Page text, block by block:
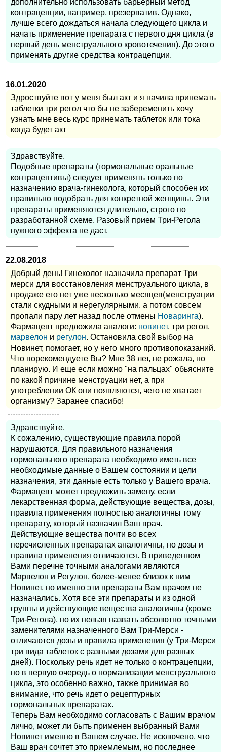
контрацепции, например, презерватив. Однако,
лучше всего дождаться начала следующего цикла и
начать применение препарата с первого дня цикла (в
первый день менструального кровотечения). До этого
применять другие средства контрацепции.
16.01.2020
Здроствуйте вот у меня был акт и я начила принемать
таблетки три регол что бы не забеременить хочу
узнать мне весь курс принемать таблеток или тока
когда будет акт
Здравствуйте.
Подобные препараты (гормональные оральные
контрацептивы) следует применять только по
назначению врача-гинеколога, который способен их
правильно подобрать для конкретной женщины. Эти
препараты применяются длительно, строго по
разработанной схеме. Разовый прием Три-Регола
нужного эффекта не даст.
22.08.2018
Добрый день! Гинеколог назначила препарат Три
мерси для восстановления менструального цикла, в
продаже его нет уже несколько месяцев(менструации
стали скудными и нерегулярными, а потом совсем
пропали пару лет назад после отмены Новаринга).
Фармацевт предложила аналоги: новинет, три регол,
марвелон и регулон. Остановила свой выбор на
Новинет, помогает, но у него много противопоказаний.
Что порекомендуете Вы? Мне 38 лет, не рожала, но
планирую. И еще если можно "на пальцах" обьясните
по какой причине менструации нет, а при
употреблении ОК они появляются, чего не хватает
организму? Заранее спасибо!
Здравствуйте.
К сожалению, существующие правила порой
нарушаются. Для правильного назначения
гормонального препарата необходимо иметь все
необходимые данные о Вашем состоянии и цели
назначения, эти данные есть только у Вашего врача.
Фармацевт может предложить замену, если
лекарственная форма, действующие вещества, дозы,
правила применения полностью аналогичны тому
препарату, который назначил Ваш врач.
Действующие вещества почти во всех
перечисленных препаратах аналогичны, но дозы и
правила применения отличаются. В приведенном
Вами перечне точными аналогами являются
Марвелон и Регулон, более-менее близок к ним
Новинет, но именно эти препараты Вам врачом не
назначались. Хотя все эти препараты и из одной
группы и действующие вещества аналогичны (кроме
Три-Регола), но их нельзя назвать абсолютно точными
заменителями назначенного Вам Три-Мерси -
отличаются дозы и правила применения (у Три-Мерси
три вида таблеток с разными дозами для разных
дней). Поскольку речь идет не только о контрацепции,
но в первую очередь о нормализации менструального
цикла, это особенно важно, также принимая во
внимание, что речь идет о рецептурных
гормональных препаратах.
Теперь Вам необходимо согласовать с Вашим врачом
лично, может ли быть применен выбранный Вами
Новинет именно в Вашем случае. Не исключено, что
Ваш врач сочтет это приемлемым, но последнее